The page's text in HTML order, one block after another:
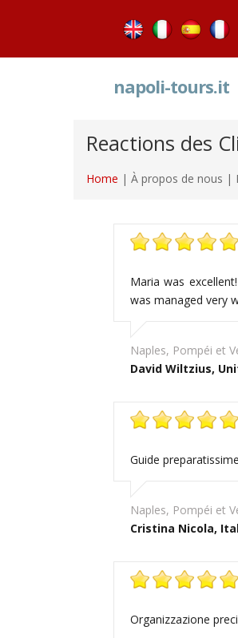
napoli-tours.it
Reactions des
Home | À propos de nous |
Maria was
was managed very
Naples, Pompéi et
David Wiltzius,
Guide
Naples, Pompéi et
Cristina Nicola,
Organizzazione